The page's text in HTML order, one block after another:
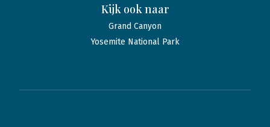
Kijk ook naar
Grand Canyon
Yosemite National Park